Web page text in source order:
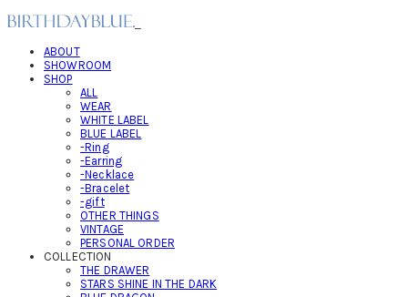
ABOUT
SHOWROOM
SHOP
ALL
WEAR
WHITE LABEL
BLUE LABEL
-Ring
-Earring
-Necklace
-Bracelet
-gift
OTHER THINGS
VINTAGE
PERSONAL ORDER
COLLECTION
THE DRAWER
STARS SHINE IN THE DARK